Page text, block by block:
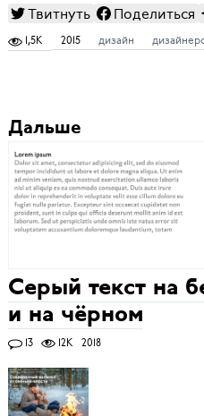
Твитнуть
Поделиться
1,5K 2015 дизайн
Дальше
Серый текст на
и на чёрном
13 12K 2018